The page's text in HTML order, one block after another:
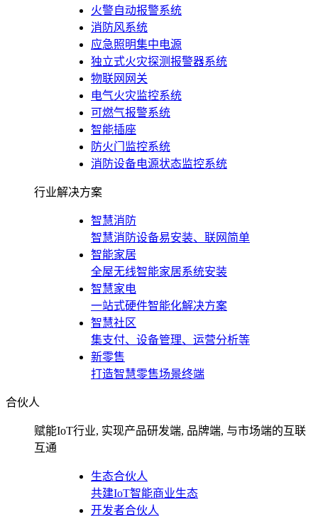
火警自动报警系统
消防风系统
应急照明集中电源
独立式火灾探测报警器系统
物联网网关
电气火灾监控系统
可燃气报警系统
智能插座
防火门监控系统
消防设备电源状态监控系统
行业解决方案
智慧消防
智慧消防设备易安装、联网简单
智能家居
全屋无线智能家居系统安装
智慧家电
一站式硬件智能化解决方案
智慧社区
集支付、设备管理、运营分析等
新零售
打造智慧零售场景终端
合伙人
赋能IoT行业, 实现产品研发端, 品牌端, 与市场端的互联
互通
生态合伙人
共建IoT智能商业生态
开发者合伙人